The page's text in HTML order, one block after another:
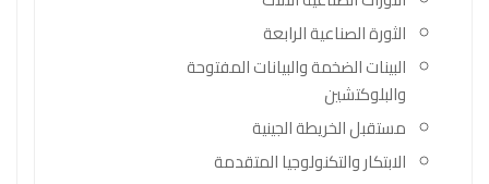
الثورة الصناعية الرابعة
البينات الضخمة والبيانات المفتوحة
والبلوكتشين
مستقبل الخريطة الجينية
الابتكار والتكنولوجيا المتقدمة